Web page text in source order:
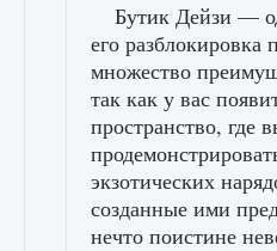
Бутик Дейзи —
его разблокировка
множество
так как у вас
пространство, где
экзотических
созданные ими
нечто поистине